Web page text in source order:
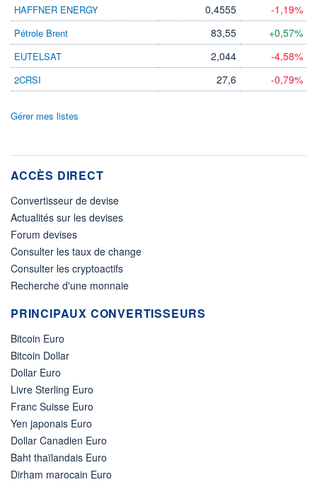
HAFFNER ENERGY 0,4555 -1,19%
Pétrole Brent 83,55 +0,57%
EUTELSAT 2,044 -4,58%
2CRSI 27,6 -0,79%
Gérer mes listes
ACCÈS DIRECT
Convertisseur de devise
Actualités sur les devises
Forum devises
Consulter les taux de change
Consulter les cryptoactifs
Recherche d'une monnaie
PRINCIPAUX CONVERTISSEURS
Bitcoin Euro
Bitcoin Dollar
Dollar Euro
Livre Sterling Euro
Franc Suisse Euro
Yen japonais Euro
Dollar Canadien Euro
Baht thaïlandais Euro
Dirham marocain Euro